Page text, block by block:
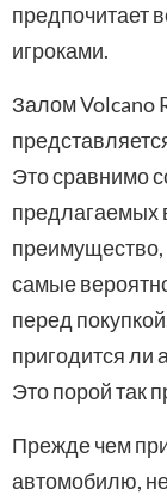
предпочитает
игроками.
Залом Volcano
Это сравнимо
предлагаемых
преимущество,
самые
перед
пригодится
Это порой так
Прежде чем
автомобилю,